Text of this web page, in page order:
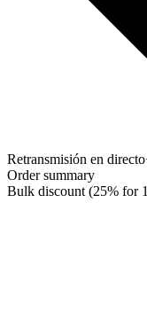
Retransmisión en directo
Order summary
Bulk discount (25% for